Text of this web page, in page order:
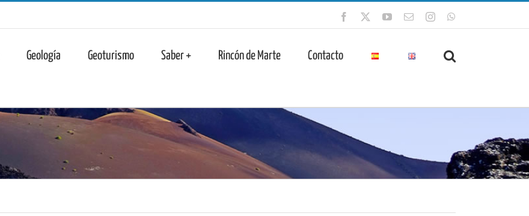
Facebook YouTube
CorreoInstagram
Geología Geoturismo Saber + Rincón de Marte Contacto